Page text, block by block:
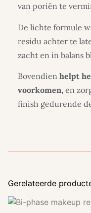
van poriën te
De lichte formule
residu achter te
zacht en in balans
Bovendien helpt
voorkomen, en
finish gedurende
Gerelateerde